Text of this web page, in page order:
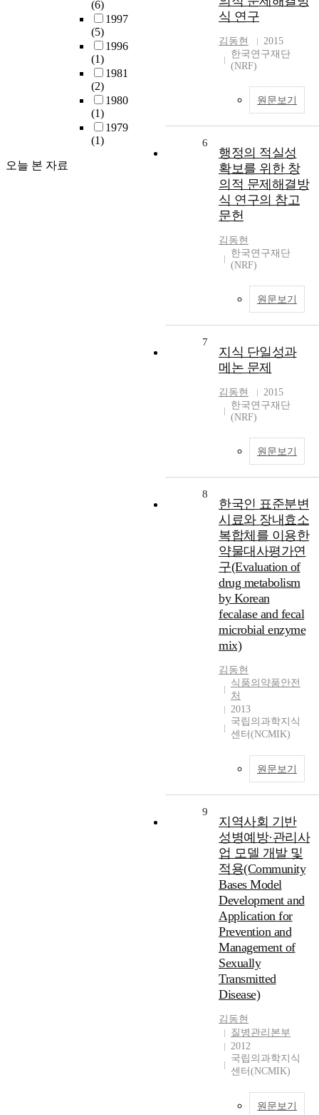
(6)
1997
(5)
1996
(1)
1981
(2)
1980
(1)
1979
(1)
오늘 본 자료
식 연구
김동현
2015
한국연구재단
(NRF)
원문보기
6
행정의 적실성
확보를 위한 창
의적 문제해결방
식 연구의 참고
문헌
김동현
한국연구재단
(NRF)
원문보기
7
지식 단일성과
메논 문제
김동현
2015
한국연구재단
(NRF)
원문보기
8
한국인 표준분변
시료와 장내효소
복합체를 이용한
약물대사평가연
구(Evaluation of
drug metabolism
by Korean
fecalase and fecal
microbial enzyme
mix)
김동현
식품의약품안전
처
2013
국립의과학지식
센터(NCMIK)
원문보기
9
지역사회 기반
성병예방·관리사
업 모델 개발 및
적용(Community
Bases Model
Development and
Application for
Prevention and
Management of
Sexually
Transmitted
Disease)
김동현
질병관리본부
2012
국립의과학지식
센터(NCMIK)
원문보기